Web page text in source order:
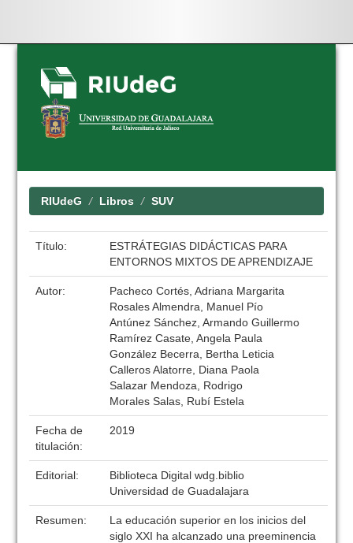
Skip
navigation
RIUdeG Libros SUV
Título:
ESTRÁTEGIAS DIDÁCTICAS PARA
ENTORNOS MIXTOS DE APRENDIZAJE
Autor:
Pacheco Cortés, Adriana Margarita
Rosales Almendra, Manuel Pío
Antúnez Sánchez, Armando Guillermo
Ramírez Casate, Angela Paula
González Becerra, Bertha Leticia
Calleros Alatorre, Diana Paola
Salazar Mendoza, Rodrigo
Morales Salas, Rubí Estela
Fecha de
titulación:
2019
Editorial:
Biblioteca Digital wdg.biblio
Universidad de Guadalajara
Resumen:
La educación superior en los inicios del
siglo XXI ha alcanzado una preeminencia